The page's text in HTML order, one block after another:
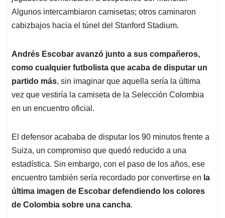
Algunos intercambiaron camisetas; otros caminaron
cabizbajos hacia el túnel del Stanford Stadium.
Andrés Escobar avanzó junto a sus compañeros,
como cualquier futbolista que acaba de disputar un
partido más, sin imaginar que aquella sería la última
vez que vestiría la camiseta de la Selección Colombia
en un encuentro oficial.
El defensor acababa de disputar los 90 minutos frente a
Suiza, un compromiso que quedó reducido a una
estadística. Sin embargo, con el paso de los años, ese
encuentro también sería recordado por convertirse en la
última imagen de Escobar defendiendo los colores
de Colombia sobre una cancha.